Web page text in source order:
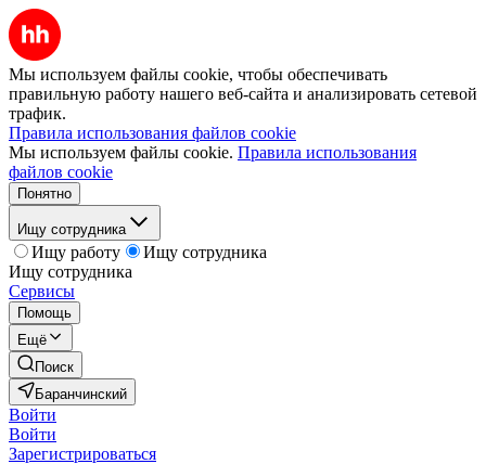
Мы используем файлы cookie, чтобы обеспечивать
правильную работу нашего веб-сайта и анализировать сетевой
трафик.
Правила использования файлов cookie
Мы используем файлы cookie. Правила использования
файлов cookie
Понятно
Ищу сотрудника
Ищу работу
Ищу сотрудника
Ищу сотрудника
Сервисы
Помощь
Ещё
Поиск
Баранчинский
Войти
Войти
Зарегистрироваться